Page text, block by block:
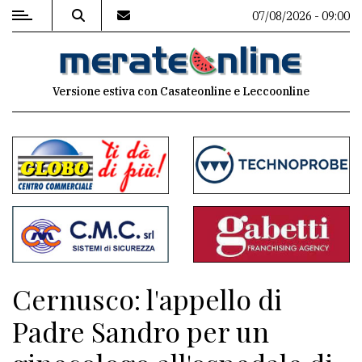
MENU
commenti
Contenuti
del
sito
Associazioni
Meteo
07/08/2026 - 09:00
Versione estiva con Casateonline e Leccoonline
Cernusco: l'appello di
Padre Sandro per un